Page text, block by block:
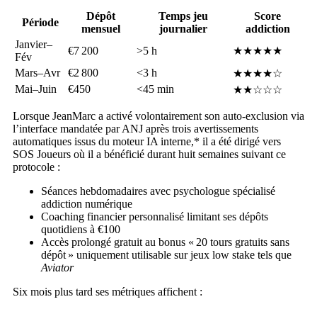
Période
Dépôt
mensuel
Temps jeu
journalier
Score
addiction
Janvier–
Fév
€7 200 >5 h
★★★★★
Mars–Avr
€2 800 <3 h
★★★★☆
Mai–Juin
€450 <45 min ★★☆☆☆
Lorsque Jean­Marc a activé volontairement son auto‑exclusion via
l’interface mandatée par ANJ après trois avertissements
automatiques issus du moteur IA interne,* il a été dirigé vers
SOS Joueurs où il a bénéficié durant huit semaines suivant ce
protocole :
Séances hebdomadaires avec psychologue spécialisé
addiction numérique
Coaching financier personnalisé limitant ses dépôts
quotidiens à €100
Accès prolongé gratuit au bonus « 20 tours gratuits sans
dépôt » uniquement utilisable sur jeux low stake tels que
Aviator
Six mois plus tard ses métriques affichent :